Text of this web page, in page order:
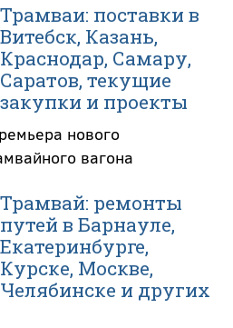
Трамваи: поставки в
Витебск, Казань,
Краснодар, Самару,
Саратов, текущие
закупки и проекты
нового
вагона
Трамвай: ремонты
путей в Барнауле,
Екатеринбурге,
Курске, Москве,
Челябинске и других